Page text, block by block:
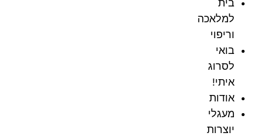
בית
למלאכה
וריפוי
בואי
לסרוג
איתי!
אודות
מעגלי
יוצרות